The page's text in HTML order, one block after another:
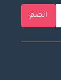
انضم